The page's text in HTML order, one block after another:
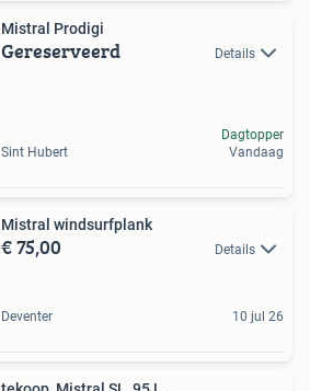
Mistral Prodigi
Gereserveerd Details
Sint Hubert
Dagtopper
Vandaag
Mistral windsurfplank
€ 75,00 Details
Deventer 10 jul 26